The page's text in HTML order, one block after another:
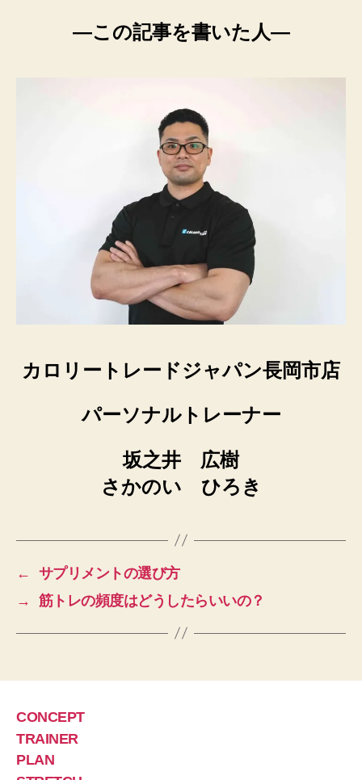
―この記事を書いた人―
カロリートレードジャパン長岡市店
パーソナルトレーナー
坂之井 広樹
さかのい ひろき
←
サプリメントの選び方
→
筋トレの頻度はどうしたらいいの？
CONCEPT
TRAINER
PLAN